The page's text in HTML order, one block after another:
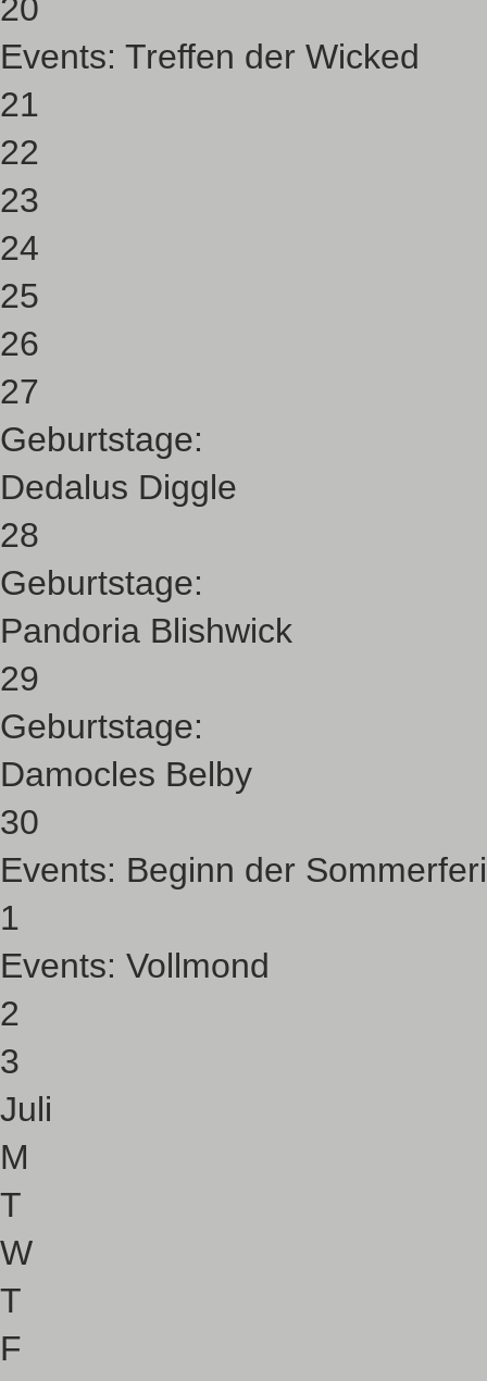
20
Events: Treffen der Wicked
21
22
23
24
25
26
27
Geburtstage:
Dedalus Diggle
28
Geburtstage:
Pandoria Blishwick
29
Geburtstage:
Damocles Belby
30
Events: Beginn der
1
Events: Vollmond
2
3
Juli
M
T
W
T
F